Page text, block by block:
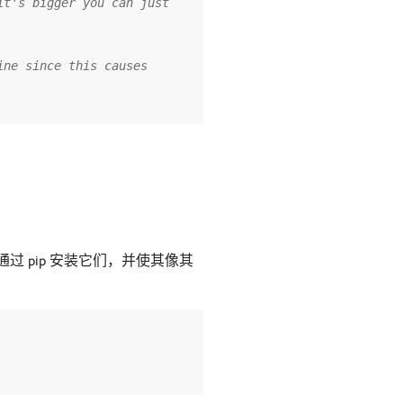
since this causes
过 pip 安装它们，并使其像其